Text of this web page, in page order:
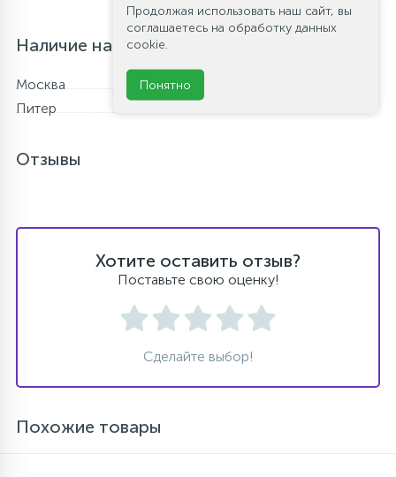
Наличие на складе
Москва
Питер
Отзывы
Хотите оставить отзыв?
Поставьте свою оценку!
Сделайте выбор!
Похожие товары
Продолжая использовать наш сайт, вы
соглашаетесь на обработку данных
cookie.
Понятно